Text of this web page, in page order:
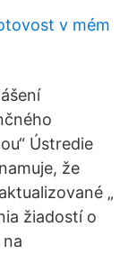
v mém
Ústredie
že
„
žiadostí o